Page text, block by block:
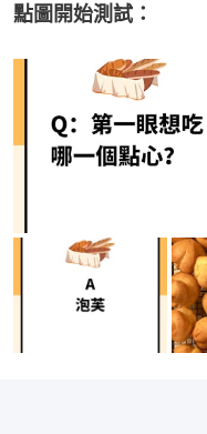
點圖開始測試：